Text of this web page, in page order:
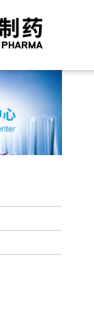
产品中心